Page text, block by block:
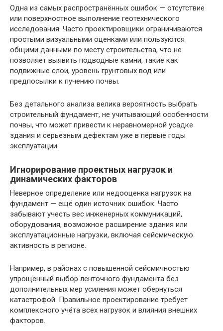
Одна из самых распространённых ошибок — отсутствие
или поверхностное выполнение геотехнического
исследования. Часто проектировщики ограничиваются
простыми визуальными оценками или пользуются
общими данными по месту строительства, что не
позволяет выявить подводные камни, такие как
подвижные слои, уровень грунтовых вод или
предпосылки к пучению почвы.
Без детального анализа велика вероятность выбрать
строительный фундамент, не учитывающий особенности
почвы, что может привести к неравномерной усадке
здания и серьезным дефектам уже в первые годы
эксплуатации.
Игнорирование проектных нагрузок и
динамических факторов
Неверное определение или недооценка нагрузок на
фундамент — ещё один источник ошибок. Часто
забывают учесть вес инженерных коммуникаций,
оборудования, возможное расширение здания или
эксплуатационные нагрузки, включая сейсмическую
активность в регионе.
Например, в районах с повышенной сейсмичностью
упрощённый выбор ленточного фундамента без
дополнительных мер усиления может обернуться
катастрофой. Правильное проектирование требует
комплексного учёта всех нагрузок и влияния внешних
факторов.